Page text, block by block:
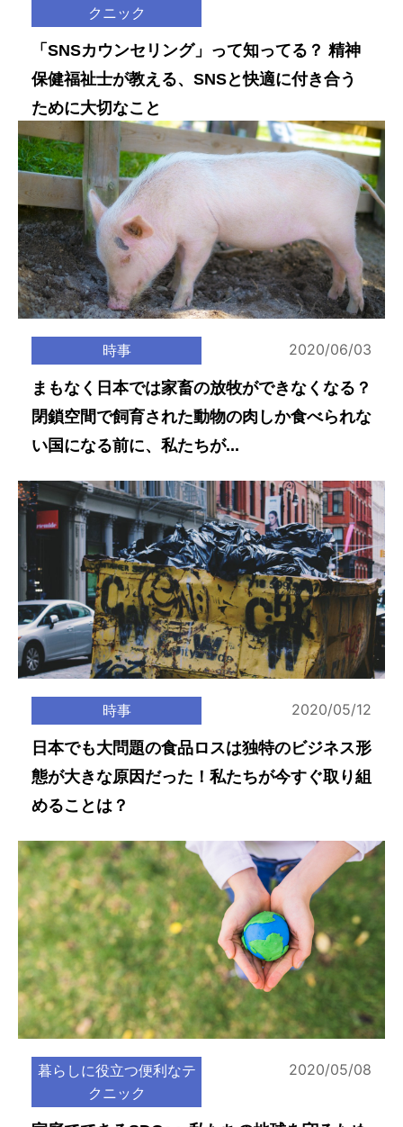
クニック
「SNSカウンセリング」って知ってる？ 精神
保健福祉士が教える、SNSと快適に付き合う
ために大切なこと
時事 2020/06/03
まもなく日本では家畜の放牧ができなくなる？
閉鎖空間で飼育された動物の肉しか食べられな
い国になる前に、私たちが...
時事 2020/05/12
日本でも大問題の食品ロスは独特のビジネス形
態が大きな原因だった！私たちが今すぐ取り組
めることは？
暮らしに役立つ便利なテ
クニック
2020/05/08